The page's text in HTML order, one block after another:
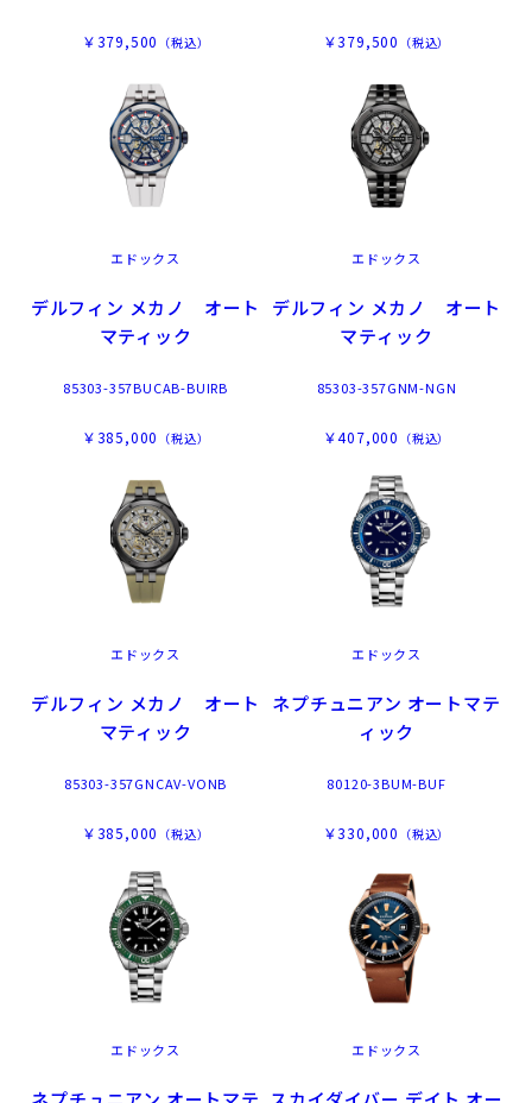
￥379,500 （税込） ￥379,500 （税込）
エドックス
デルフィン メカノ オート
マティック
85303-357BUCAB-BUIRB
￥385,000 （税込）
エドックス
デルフィン メカノ オート
マティック
85303-357GNM-NGN
￥407,000 （税込）
エドックス
デルフィン メカノ オート
マティック
85303-357GNCAV-VONB
￥385,000 （税込）
エドックス
ネプチュニアン オートマテ
ィック
80120-3BUM-BUF
￥330,000 （税込）
エドックス エドックス